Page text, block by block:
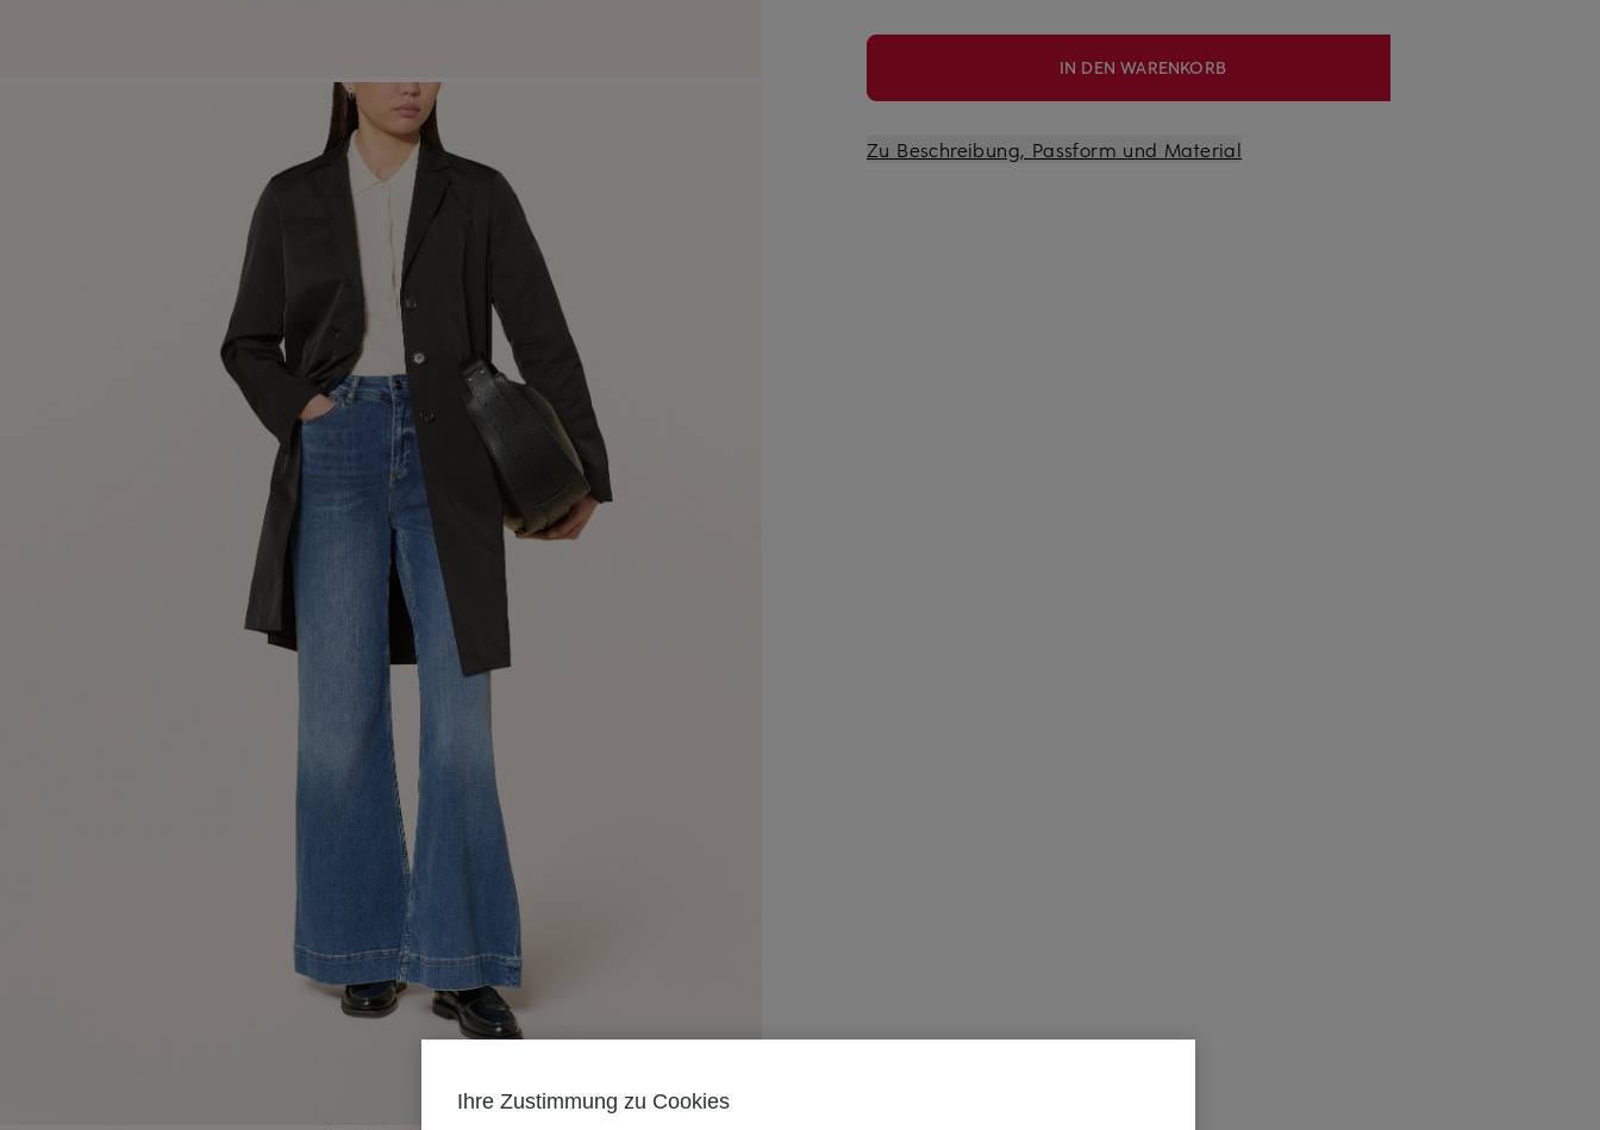
IN DEN WARENKORB
Zu Beschreibung, Passform und Material
Ihre Zustimmung zu Cookies